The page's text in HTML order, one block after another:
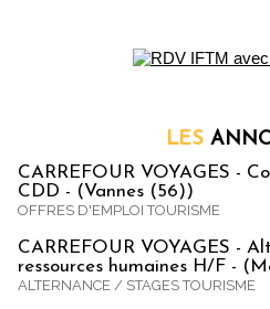
LES
CARREFOUR VOYAGES -
CDD - (Vannes (56))
OFFRES D'EMPLOI TOURISME
CARREFOUR VOYAGES -
ressources humaines H/F -
ALTERNANCE / STAGES TOURISME